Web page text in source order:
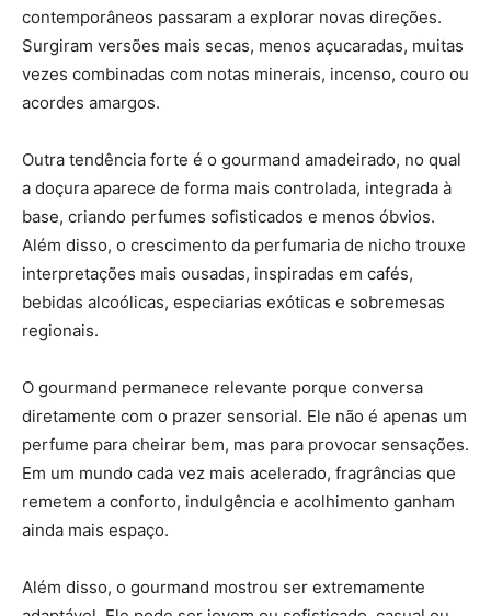
contemporâneos passaram a explorar novas direções.
Surgiram versões mais secas, menos açucaradas, muitas
vezes combinadas com notas minerais, incenso, couro ou
acordes amargos.
Outra tendência forte é o gourmand amadeirado, no qual
a doçura aparece de forma mais controlada, integrada à
base, criando perfumes sofisticados e menos óbvios.
Além disso, o crescimento da perfumaria de nicho trouxe
interpretações mais ousadas, inspiradas em cafés,
bebidas alcoólicas, especiarias exóticas e sobremesas
regionais.
O gourmand permanece relevante porque conversa
diretamente com o prazer sensorial. Ele não é apenas um
perfume para cheirar bem, mas para provocar sensações.
Em um mundo cada vez mais acelerado, fragrâncias que
remetem a conforto, indulgência e acolhimento ganham
ainda mais espaço.
Além disso, o gourmand mostrou ser extremamente